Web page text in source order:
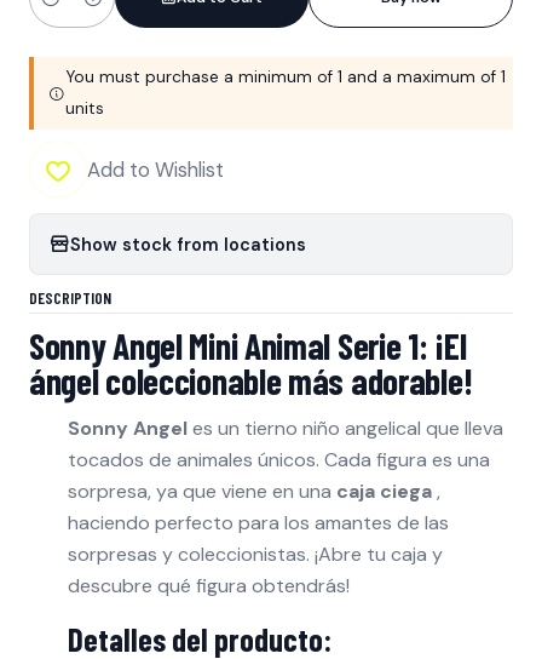
Quantity
You must purchase a minimum of 1 and a maximum of 1
units
Add to Wishlist
Show stock from locations
DESCRIPTION
Sonny Angel Mini Animal Serie 1: ¡El
ángel coleccionable más adorable!
Sonny Angeles un tierno niño angelical que lleva
tocados de animales únicos. Cada figura es una
sorpresa, ya que viene en una caja ciega,
haciendo perfecto para los amantes de las
sorpresas y coleccionistas. ¡Abre tu caja y
descubre qué figura obtendrás!
Detalles del producto: